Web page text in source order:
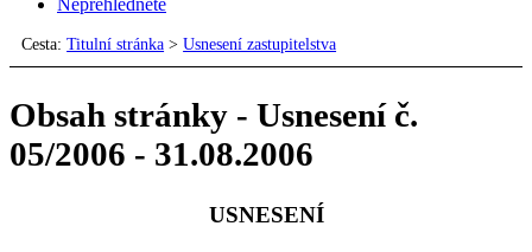
Cesta: Titulní stránka >Usnesení zastupitelstva
Obsah stránky - Usnesení č.
05/2006 - 31.08.2006
USNESENÍ